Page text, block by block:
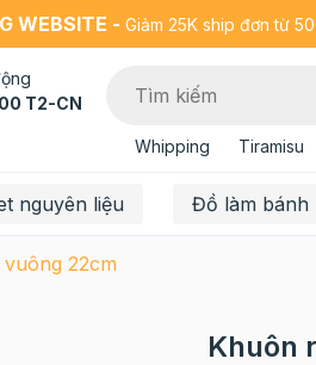
WEBSITE - Giảm 25K ship đơn từ
T2-CN
Whipping Tiramisu
nguyên liệu Đồ làm bánh
22cm
Khuôn